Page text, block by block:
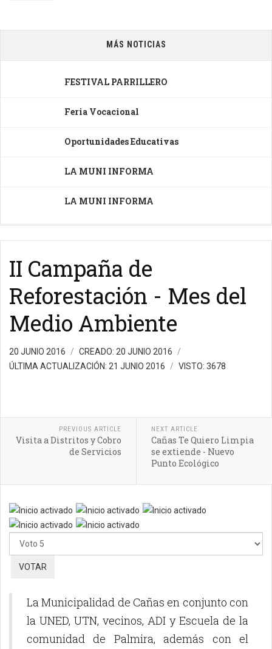
MÁS NOTICIAS
FESTIVAL PARRILLERO
Feria Vocacional
Oportunidades Educativas
LA MUNI INFORMA
LA MUNI INFORMA
II Campaña de
Reforestación - Mes del
Medio Ambiente
20 JUNIO 2016
CREADO: 20 JUNIO 2016
ÚLTIMA ACTUALIZACIÓN: 21 JUNIO 2016
VISTO: 3678
PREVIOUS ARTICLE
Visita a Distritos y Cobro
de Servicios
NEXT ARTICLE
Cañas Te Quiero Limpia
se extiende - Nuevo
Punto Ecológico
Ratio:5 /5
vote
La Municipalidad de Cañas en conjunto con
la UNED, UTN, vecinos, ADI y Escuela de la
comunidad de Palmira, además con el